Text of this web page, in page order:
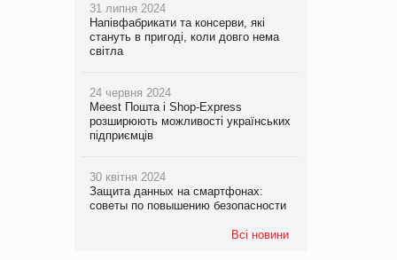
31 липня 2024
Напівфабрикати та консерви, які
стануть в пригоді, коли довго нема
світла
24 червня 2024
Meest Пошта і Shop-Express
розширюють можливості українських
підприємців
30 квітня 2024
Защита данных на смартфонах:
советы по повышению безопасности
Всі новини